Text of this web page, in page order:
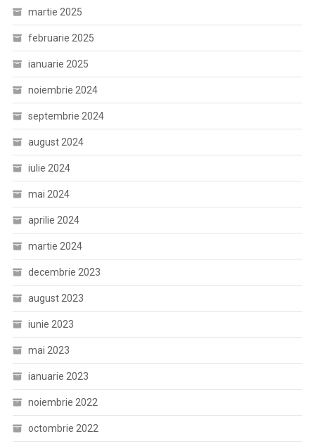
martie 2025
februarie 2025
ianuarie 2025
noiembrie 2024
septembrie 2024
august 2024
iulie 2024
mai 2024
aprilie 2024
martie 2024
decembrie 2023
august 2023
iunie 2023
mai 2023
ianuarie 2023
noiembrie 2022
octombrie 2022